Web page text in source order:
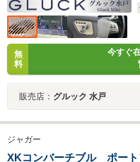
無
料
今すぐ
販売店： グルック 水戸
ジャガー
XKコンバーチブル ポー